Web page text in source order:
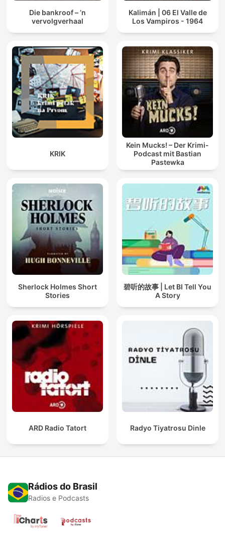
Die bankroof – ’n
vervolgverhaal
Kalimán | 06 El Valle de
Los Vampiros - 1964
KRIK
Kein Mucks! – Der Krimi-
Podcast mit Bastian
Pastewka
Sherlock Holmes Short
Stories
碧听的故事 | Let BI Tell You
A Story
ARD Radio Tatort Radyo Tiyatrosu Dinle
Rádios do Brasil
Radios e Podcasts